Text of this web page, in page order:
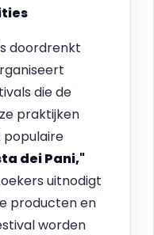
doordrenkt
die de
praktijken
populaire
dei Pani,"
uitnodigt
producten en
worden